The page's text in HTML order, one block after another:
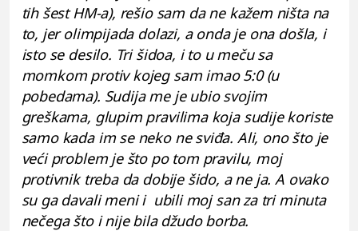
tih šest HM-a), rešio sam da ne kažem ništa na
to, jer olimpijada dolazi, a onda je ona došla, i
isto se desilo. Tri šidoa, i to u meču sa
momkom protiv kojeg sam imao 5:0 (u
pobedama). Sudija me je ubio svojim
greškama, glupim pravilima koja sudije koriste
samo kada im se neko ne sviđa. Ali, ono što je
veći problem je što po tom pravilu, moj
protivnik treba da dobije šido, a ne ja. A ovako
su ga davali meni i ubili moj san za tri minuta
nečega što i nije bila džudo borba.